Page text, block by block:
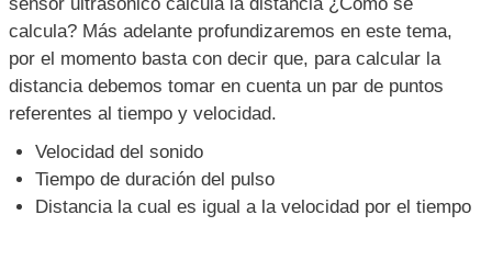
sensor ultrasónico calcula la distancia ¿Cómo se
calcula? Más adelante profundizaremos en este tema,
por el momento basta con decir que, para calcular la
distancia debemos tomar en cuenta un par de puntos
referentes al tiempo y velocidad.
Velocidad del sonido
Tiempo de duración del pulso
Distancia la cual es igual a la velocidad por el tiempo